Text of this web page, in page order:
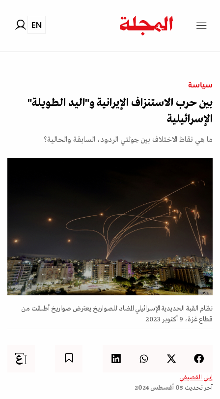
EN
سياسة
بين حرب الاستنزاف الإيرانية و"اليد الطويلة"
الإسرائيلية
ما هي نقاط الاختلاف بين جولتي الردود، السابقة والحالية؟
رويترز
نظام القبة الحديدية الإسرائيلي المضاد للصواريخ يعترض صواريخ أطلقت من
قطاع غزة، 9 أكتوبر 2023
إيلي القصيفي
آخر تحديث 05 أغسطس 2024